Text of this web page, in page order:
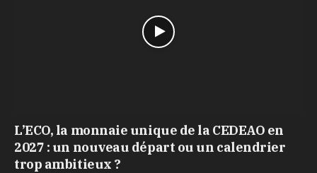
L’ECO, la monnaie unique de la CEDEAO en
2027 : un nouveau départ ou un calendrier
trop ambitieux ?